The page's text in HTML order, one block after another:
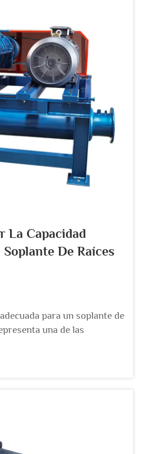
La Capacidad
De Raíces
para un soplante de
una de las
un sistema de
piscicultura. Una elección
puede provocar niveles